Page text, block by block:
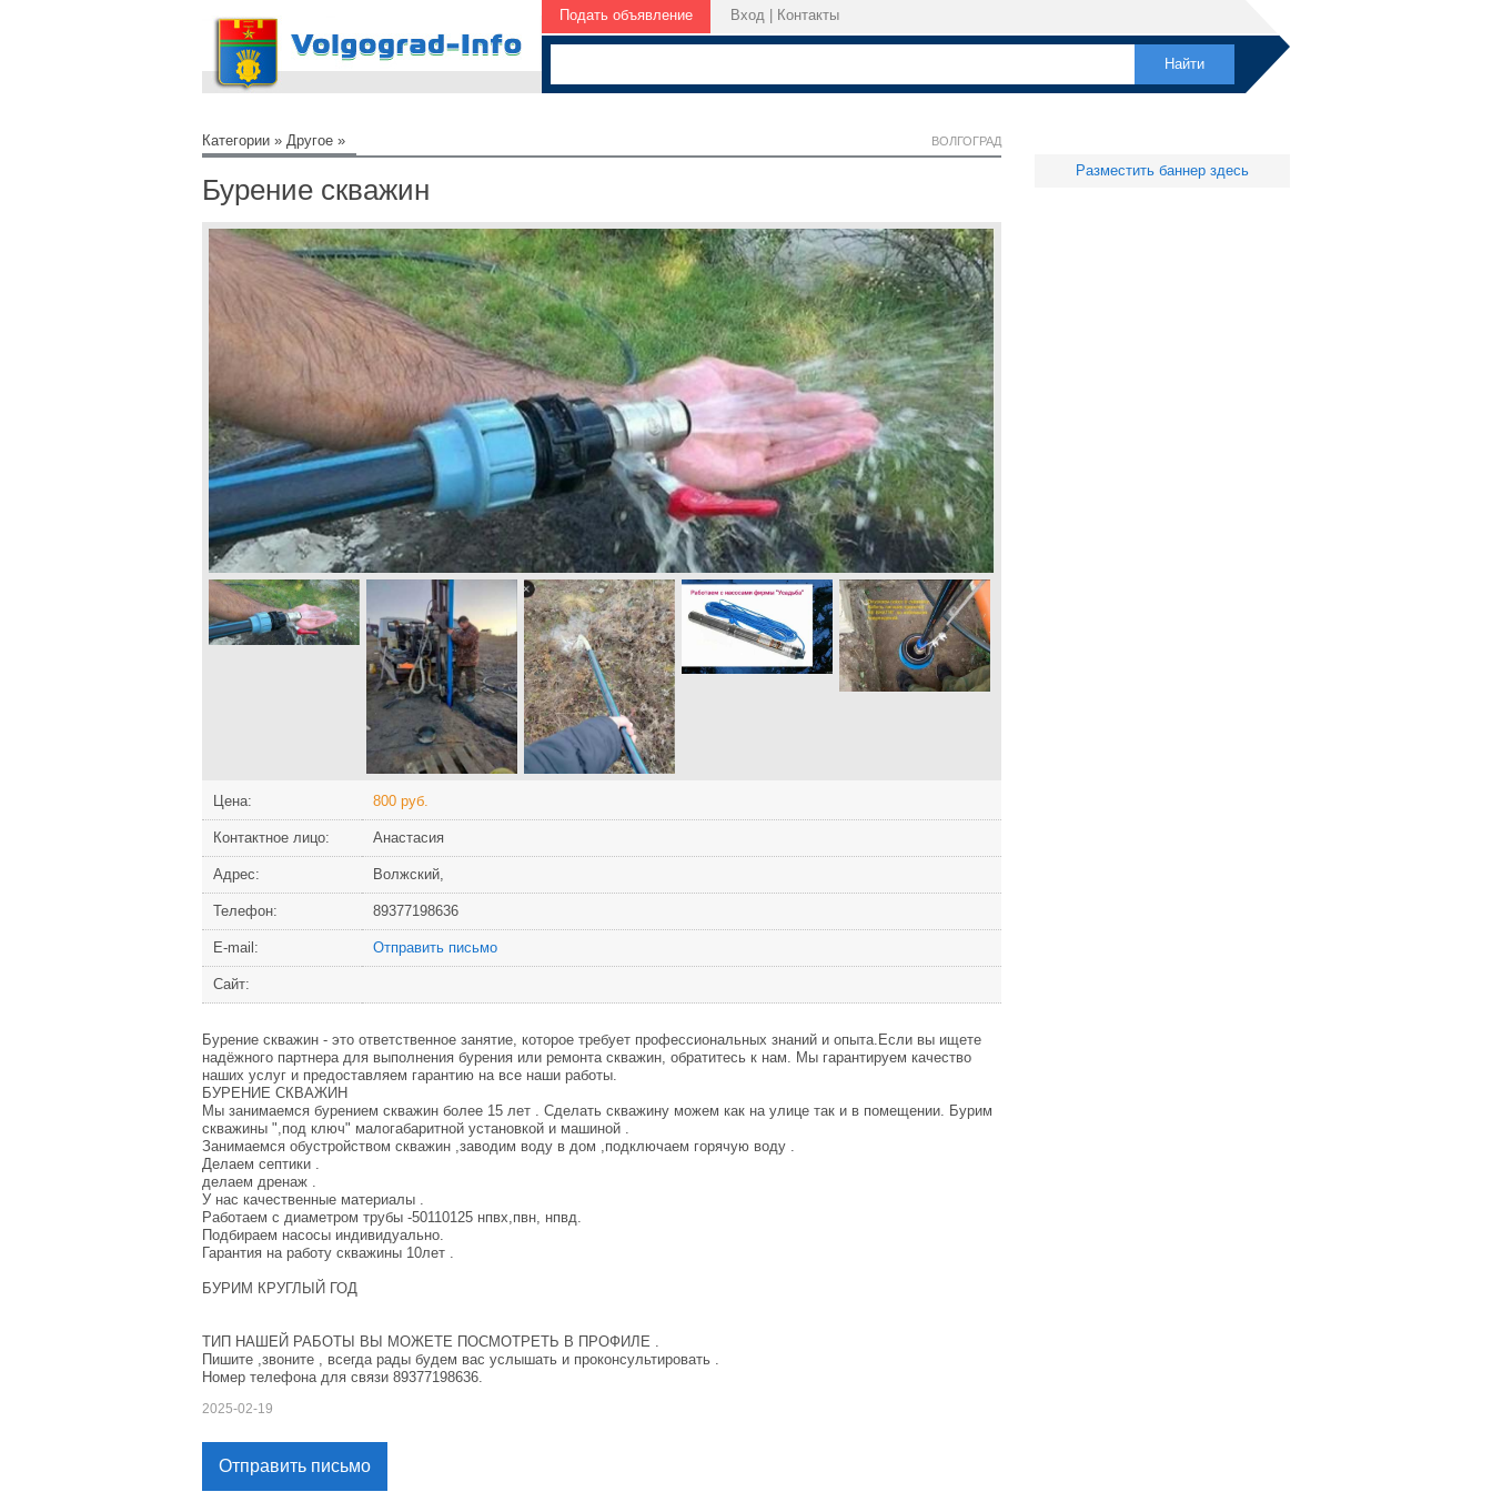
Подать объявление Вход Контакты
Категории » Другое » ВОЛГОГРАД
Бурение скважин
Цена: 800 руб.
Контактное лицо: Анастасия
Адрес: Волжский,
Телефон: 89377198636
Е-mail: Отправить письмо
Сайт:
Бурение скважин - это ответственное занятие, которое требует профессиональных знаний и опыта.Если вы ищете
надёжного партнера для выполнения бурения или ремонта скважин, обратитесь к нам. Мы гарантируем качество
наших услуг и предоставляем гарантию на все наши работы.
БУРЕНИЕ СКВАЖИН
Мы занимаемся бурением скважин более 15 лет . Сделать скважину можем как на улице так и в помещении. Бурим
скважины ",под ключ" малогабаритной установкой и машиной .
Занимаемся обустройством скважин ,заводим воду в дом ,подключаем горячую воду .
Делаем септики .
делаем дренаж .
У нас качественные материалы .
Работаем с диаметром трубы -50110125 нпвх,пвн, нпвд.
Подбираем насосы индивидуально.
Гарантия на работу скважины 10лет .
БУРИМ КРУГЛЫЙ ГОД
ТИП НАШЕЙ РАБОТЫ ВЫ МОЖЕТЕ ПОСМОТРЕТЬ В ПРОФИЛЕ .
Пишите ,звоните , всегда рады будем вас услышать и проконсультировать .
Номер телефона для связи 89377198636.
2025-02-19
Отправить письмо
Разместить баннер здесь